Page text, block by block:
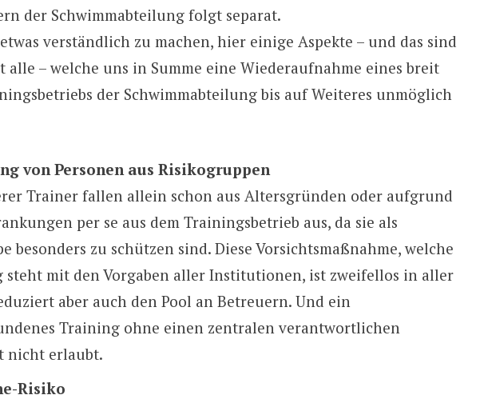
der Schwimmabteilung folgt separat.
verständlich zu machen, hier einige Aspekte – und das sind
alle – welche uns in Summe eine Wiederaufnahme eines breit
der Schwimmabteilung bis auf Weiteres unmöglich
von Personen aus Risikogruppen
Trainer fallen allein schon aus Altersgründen oder aufgrund
per se aus dem Trainingsbetrieb aus, da sie als
besonders zu schützen sind. Diese Vorsichtsmaßnahme, welche
steht mit den Vorgaben aller Institutionen, ist zweifellos in aller
aber auch den Pool an Betreuern. Und ein
Training ohne einen zentralen verantwortlichen
nicht erlaubt.
Risiko